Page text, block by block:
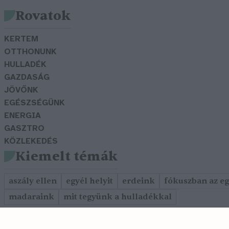
Rovatok
KERTEM
OTTHONUNK
HULLADÉK
GAZDASÁG
JÖVŐNK
EGÉSZSÉGÜNK
ENERGIA
GASZTRO
KÖZLEKEDÉS
Kiemelt témák
aszály ellen egyél helyit erdeink fókuszban az
madaraink
mit tegyünk a hulladékkal